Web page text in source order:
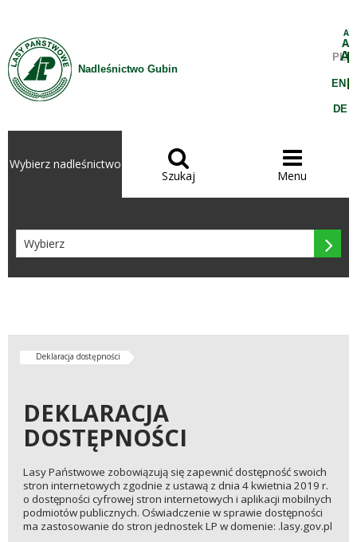
Nadleśnictwo Gubin
A
A
A
PL
EN
DE
Wybierz nadleśnictwo 
Szukaj

Menu

Deklaracja dostępności
DEKLARACJA
DOSTĘPNOŚCI
Lasy Państwowe zobowiązują się zapewnić dostępność swoich
stron internetowych zgodnie z ustawą z dnia 4 kwietnia 2019 r.
o dostępności cyfrowej stron internetowych i aplikacji mobilnych
podmiotów publicznych. Oświadczenie w sprawie dostępności
ma zastosowanie do stron jednostek LP w domenie: .lasy.gov.pl